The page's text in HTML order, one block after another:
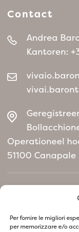
Per fornire le migliori
per memorizzare e/o
Contact
Andrea
Kantoren:
Operationeel
51100 Canapale
Home